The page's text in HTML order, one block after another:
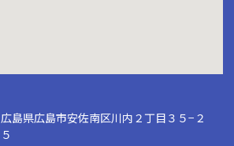
広島県広島市安佐南区川内２丁目３５−２
５